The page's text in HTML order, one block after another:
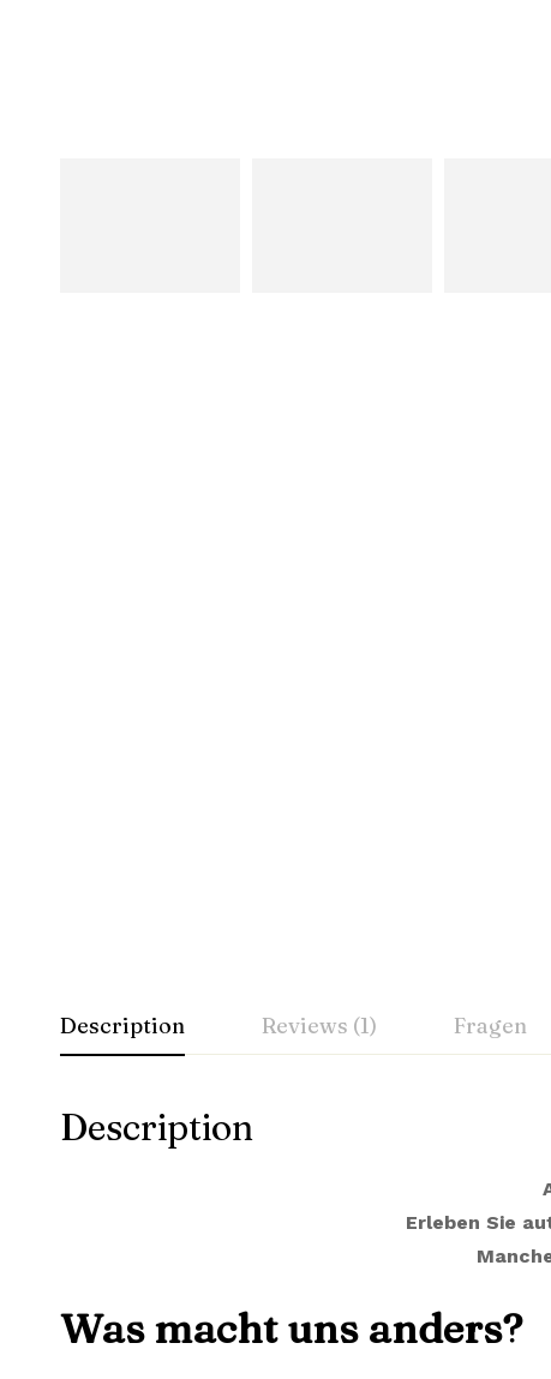
Description Reviews (1) Fragen
Description
Erleben Sie
Was macht uns anders?